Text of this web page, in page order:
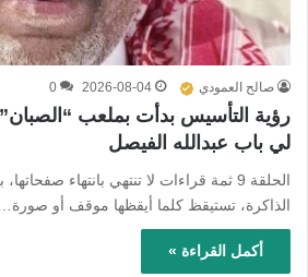
صالح العمودي 2026-08-04
0
رؤية التأسيس بدأت بملعب
لي باب عبدالله الفيصل
الحلقة 9 ثمة قراءات لا تنتهي بانتهاء
الذاكرة، تستيقظ كلما أيقظها موقف أو صورة…
أكمل القراءة »